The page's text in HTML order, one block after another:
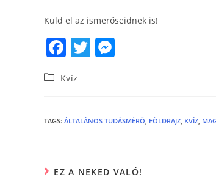
Küld el az ismerőseidnek is!
F
c
b
o
T
n
er
Kvíz
TAGS: ÁLTALÁNOS TUDÁSMÉRŐ, FÖLDRAJZ, KVÍZ,
EZ A NEKED VALÓ!